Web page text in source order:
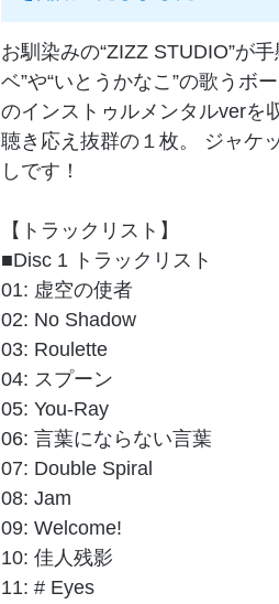
お馴染みの“ZIZZ STUDIO”が
ベ”や“いとうかなこ”の歌うボ
のインストゥルメンタルverを
聴き応え抜群の１枚。 ジャケ
しです！
【トラックリスト】
■Disc 1 トラックリスト
01: 虚空の使者
02: No Shadow
03: Roulette
04: スプーン
05: You-Ray
06: 言葉にならない言葉
07: Double Spiral
08: Jam
09: Welcome!
10: 佳人残影
11: # Eyes